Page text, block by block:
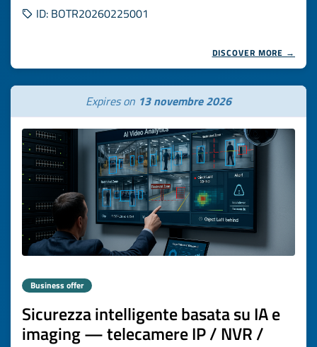
ID: BOTR20260225001
DISCOVER MORE →
Expires on 13 novembre 2026
Business offer
Sicurezza intelligente basata su IA e
imaging — telecamere IP / NVR /